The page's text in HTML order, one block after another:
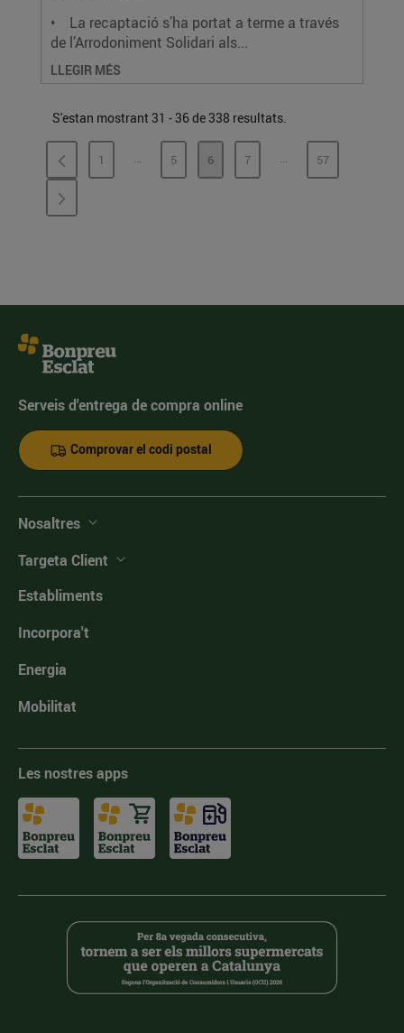
• La recaptació s’ha portat a terme a través
de l’Arrodoniment Solidari als...
LLEGIR MÉS
S'estan mostrant 31 - 36 de 338 resultats.
PÀGINA
1 ...PÀGINES INTERMÈDIES
PÀGINA
5 PÀGINA
6 PÀGINA
7 ...PÀGINESPÀGINA
57
Serveis d'entrega de compra online
Comprovar el codi postal
Nosaltres
Targeta Client
Establiments
Incorpora't
Energia
Mobilitat
Les nostres apps